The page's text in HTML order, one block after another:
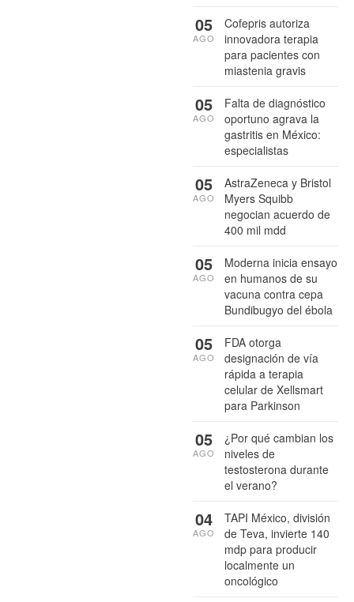
Cofepris autoriza
innovadora terapia
para pacientes con
miastenia gravis
05
AGO
Falta de diagnóstico
oportuno agrava la
gastritis en México:
especialistas
05
AGO
AstraZeneca y Bristol
Myers Squibb
negocian acuerdo de
400 mil mdd
05
AGO
Moderna inicia ensayo
en humanos de su
vacuna contra cepa
Bundibugyo del ébola
05
AGO
FDA otorga
designación de vía
rápida a terapia
celular de Xellsmart
para Parkinson
05
AGO
¿Por qué cambian los
niveles de
testosterona durante
el verano?
05
AGO
TAPI México, división
de Teva, invierte 140
mdp para producir
localmente un
oncológico
04
AGO